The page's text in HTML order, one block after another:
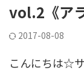
vol.2《ア
2017-08-08
こんにちは☆